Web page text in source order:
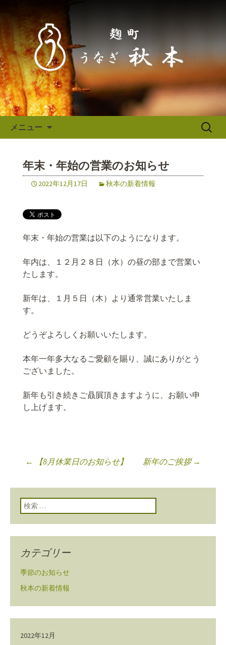
東京（麹町／半蔵門） うなぎ
秋本からのお知らせ
東京（麹町／半蔵門） うなぎ秋本か
らのお知らせ
メニュー
検
年末・年始の営業のお知らせ
2022年12月17日 秋本の新着情報
年末・年始の営業は以下のようになります。
年内は、１２月２８日（水）の昼の部まで営業い
たします。
新年は、１月５日（木）より通常営業いたしま
す。
どうぞよろしくお願いいたします。
本年一年多大なるご愛顧を賜り、誠にありがとう
ございました。
新年も引き続きご贔屓頂きますように、お願い申
し上げます。
ン
← 【8月休業日のお知らせ】 新年のご挨拶→
検索:
カテゴリー
季節のお知らせ
秋本の新着情報
2022年12月